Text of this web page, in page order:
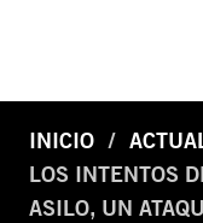
INICIO
LOS INTENTOS
ASILO, UN